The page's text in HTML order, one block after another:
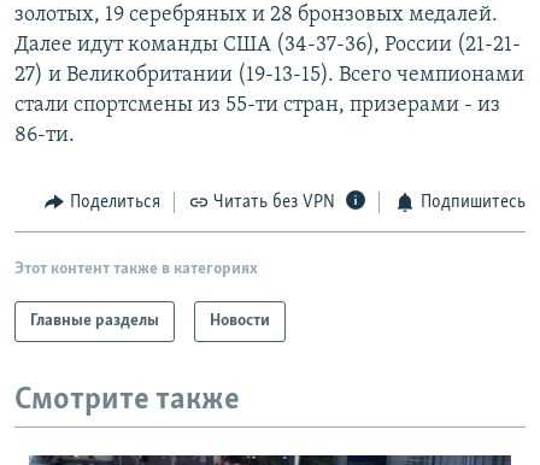
СИБИРЬ.РЕАЛИИ
РАСПИСАНИЕ ВЕЩАНИЯ
ПОДПИШИТЕСЬ НА РАССЫЛКУ
Все сайты РСЕ/РС
золотых, 19 серебряных и 28 бронзовых медалей.
Далее идут команды США (34-37-36), России (21-21-
27) и Великобритании (19-13-15). Всего чемпионами
стали спортсмены из 55-ти стран, призерами - из
86-ти.
Поделиться Читать без VPN Подпишитесь
Этот контент также в категориях
Главные разделы Новости
Смотрите также